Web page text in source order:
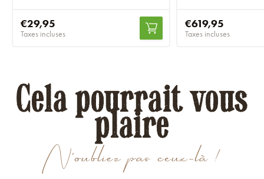
€29,95
Taxes incluses
€619,95
Taxes incluses
N'oubliez pas ceux-là !
Cela pourrait vous
plaire